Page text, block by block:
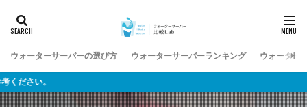
ウォーターサーバーの選び方 ウォーターサーバーランキング ウォーター